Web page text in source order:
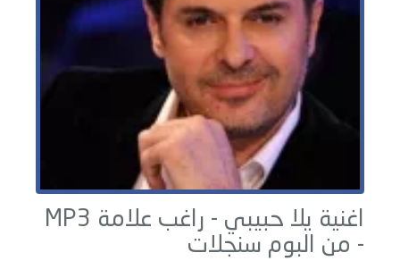
اغنية يلا حبيبي - راغب علامة MP3
- من البوم سنجلات